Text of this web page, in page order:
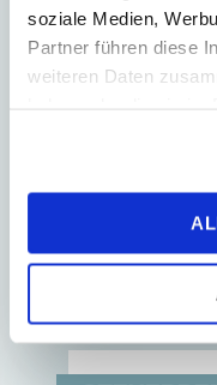
soziale Medien,
Partner führen diese
weiteren Daten
Das
aus.
Prüfstand.
bei TPA,